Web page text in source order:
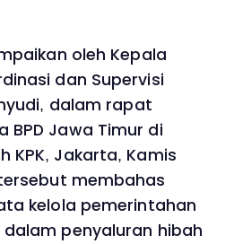
oleh Kepala
dan Supervisi
dalam rapat
BPD Jawa Timur di
KPK, Jakarta, Kamis
membahas
kelola pemerintahan
penyaluran hibah